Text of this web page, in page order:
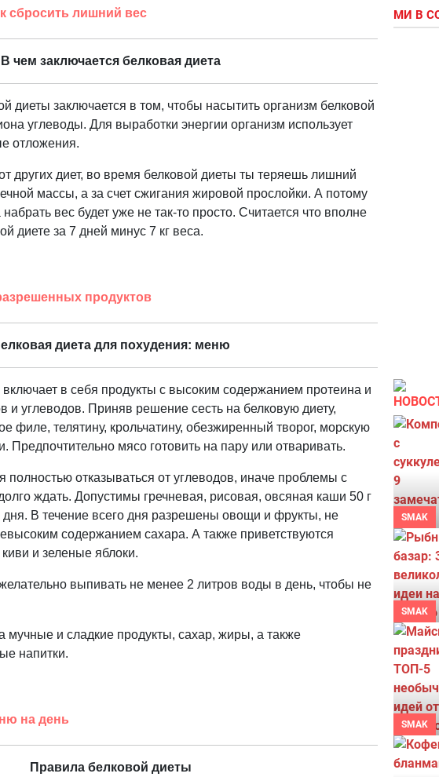
сбросить лишний вес
В чем заключается белковая диета
диеты заключается в том, чтобы насытить организм белковой
углеводы. Для выработки энергии организм использует
отложения.
других диет, во время белковой диеты ты теряешь лишний
массы, а за счет сжигания жировой прослойки. А потому
вес будет уже не так-то просто. Считается что вполне
диете за 7 дней минус 7 кг веса.
продуктов
диета для похудения: меню
в себя продукты с высоким содержанием протеина и
и углеводов. Приняв решение сесть на белковую диету,
филе, телятину, крольчатину, обезжиренный творог, морскую
Предпочтительно мясо готовить на пару или отваривать.
полностью отказываться от углеводов, иначе проблемы с
ждать. Допустимы гречневая, рисовая, овсяная каши 50 г
В течение всего дня разрешены овощи и фрукты, не
содержанием сахара. А также приветствуются
и зеленые яблоки.
выпивать не менее 2 литров воды в день, чтобы не
мучные и сладкие продукты, сахар, жиры, а также
напитки.
на день
Правила белковой диеты
МИ В
SMAK
SMAK
SMAK